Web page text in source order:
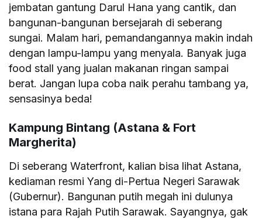
jembatan gantung Darul Hana yang cantik, dan
bangunan-bangunan bersejarah di seberang
sungai. Malam hari, pemandangannya makin indah
dengan lampu-lampu yang menyala. Banyak juga
food stall yang jualan makanan ringan sampai
berat. Jangan lupa coba naik perahu tambang ya,
sensasinya beda!
Kampung Bintang (Astana & Fort
Margherita)
Di seberang Waterfront, kalian bisa lihat Astana,
kediaman resmi Yang di-Pertua Negeri Sarawak
(Gubernur). Bangunan putih megah ini dulunya
istana para Rajah Putih Sarawak. Sayangnya, gak